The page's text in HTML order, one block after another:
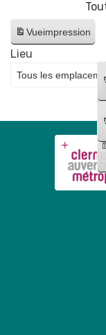
Vueimpression
Lieu